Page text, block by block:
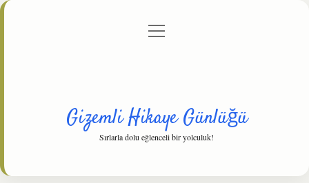
Gizlilik Politikası
menüyü
Gizemli Hikaye Günlüğü
Sırlarla dolu eğlenceli bir yolculuk!